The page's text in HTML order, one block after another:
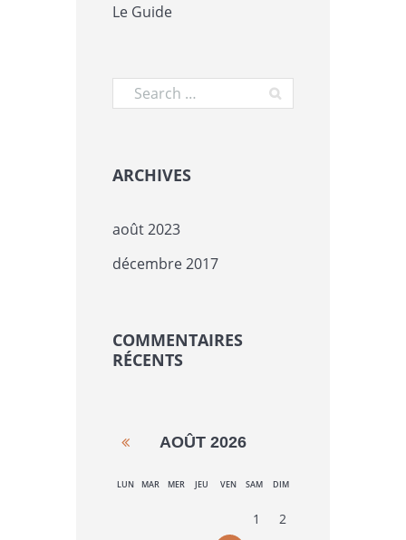
Le Guide
ARCHIVES
août 2023
décembre 2017
COMMENTAIRES
RÉCENTS
AOÛT 2026
LUN MAR MER JEU VEN SAM DIM
1
2